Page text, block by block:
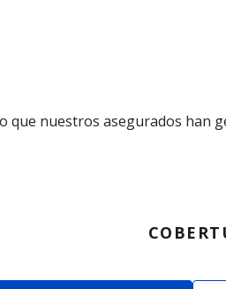
nuestros asegurados han